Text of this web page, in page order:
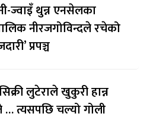
ज्वाइँ थुन्न एनसेलका
नीरजगोविन्दले रचेको
प्रपञ्च
लुटेराले खुकुरी हान्न
त्यसपछि चल्यो गोली